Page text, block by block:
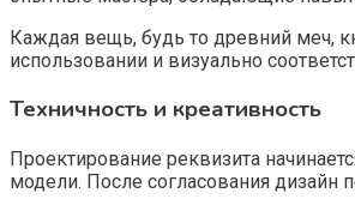
Каждая вещь, будь то древний меч,
использовании и визуально
Техничность и креативность
Проектирование реквизита
модели. После согласования дизайн